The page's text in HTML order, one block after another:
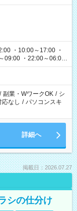
・10:00～17:00 ・
09:00 ・22:00～06:00
/ 副業・WワークOK / シ
応なし / パソコンスキ
詳細へ
掲載日：2026.07.27
シの仕分け